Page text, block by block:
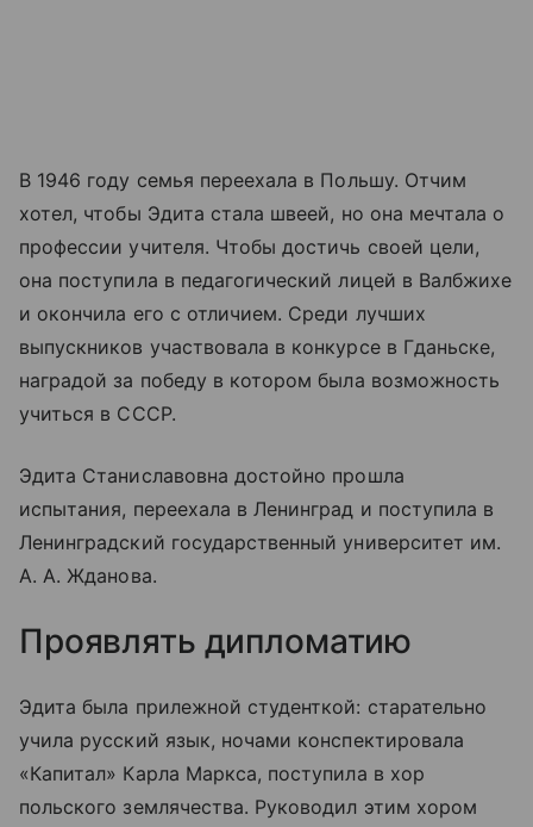
В 1946 году семья переехала в Польшу. Отчим
хотел, чтобы Эдита стала швеей, но она мечтала о
профессии учителя. Чтобы достичь своей цели,
она поступила в педагогический лицей в Валбжихе
и окончила его с отличием. Среди лучших
выпускников участвовала в конкурсе в Гданьске,
наградой за победу в котором была возможность
учиться в СССР.
Эдита Станиславовна достойно прошла
испытания, переехала в Ленинград и поступила в
Ленинградский государственный университет им.
А. А. Жданова.
Проявлять дипломатию
Эдита была прилежной студенткой: старательно
учила русский язык, ночами конспектировала
«Капитал» Карла Маркса, поступила в хор
польского землячества. Руководил этим хором